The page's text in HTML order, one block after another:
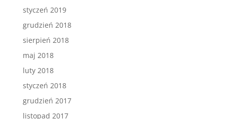
styczeń 2019
grudzień 2018
sierpień 2018
maj 2018
luty 2018
styczeń 2018
grudzień 2017
listopad 2017